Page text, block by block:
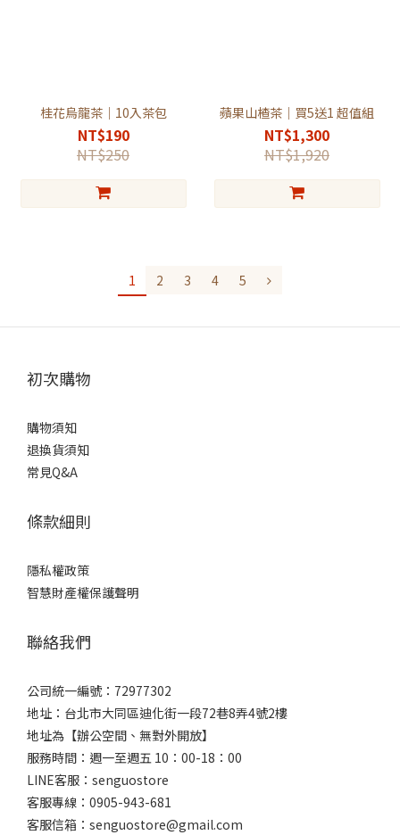
桂花烏龍茶｜10入茶包
NT$190
NT$250
蘋果山楂茶｜買5送1 超值組
NT$1,300
NT$1,920
1 2 3 4 5
初次購物
購物須知
退換貨須知
常見Q&A
條款細則
隱私權政策
智慧財產權保護聲明
聯絡我們
公司統一編號：72977302
地址：台北市大同區迪化街一段72巷8弄4號2樓
地址為【辦公空間、無對外開放】
服務時間：週一至週五 10：00-18：00
LINE客服：senguostore
客服專線：0905-943-681
客服信箱：senguostore@gmail.com